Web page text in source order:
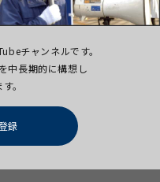
チャンネルです。
中長期的に構想し
。
録